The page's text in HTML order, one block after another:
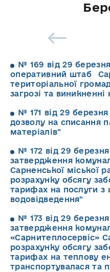
№ 169 від 29
оперативний штаб
територіальної
загрозі та
№ 171 від 29
дозволу на списання
матеріалів"
№ 172 від 29
затвердження
Сарненської міської
розрахунку обсягу
тарифах на послуги з
водовідведення"
№ 173 від 29
затвердження
«Сарнитеплосервіс»
розрахунку обсягу
тарифах на теплову
транспортувалася та